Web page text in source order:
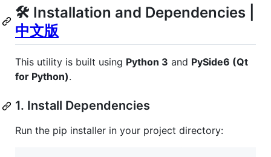
🛠️ Installation and Dependencies |
中文版
This utility is built using Python 3 and PySide6 (Qt
for Python).
1. Install Dependencies
Run the pip installer in your project directory: